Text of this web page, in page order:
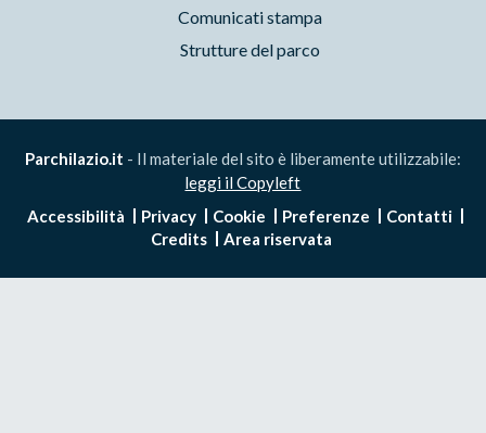
Comunicati stampa
Strutture del parco
Parchilazio.it - Il materiale del sito è liberamente utilizzabile:
leggi il Copyleft
Accessibilità
Privacy Cookie Preferenze
Contatti
Credits
Area riservata